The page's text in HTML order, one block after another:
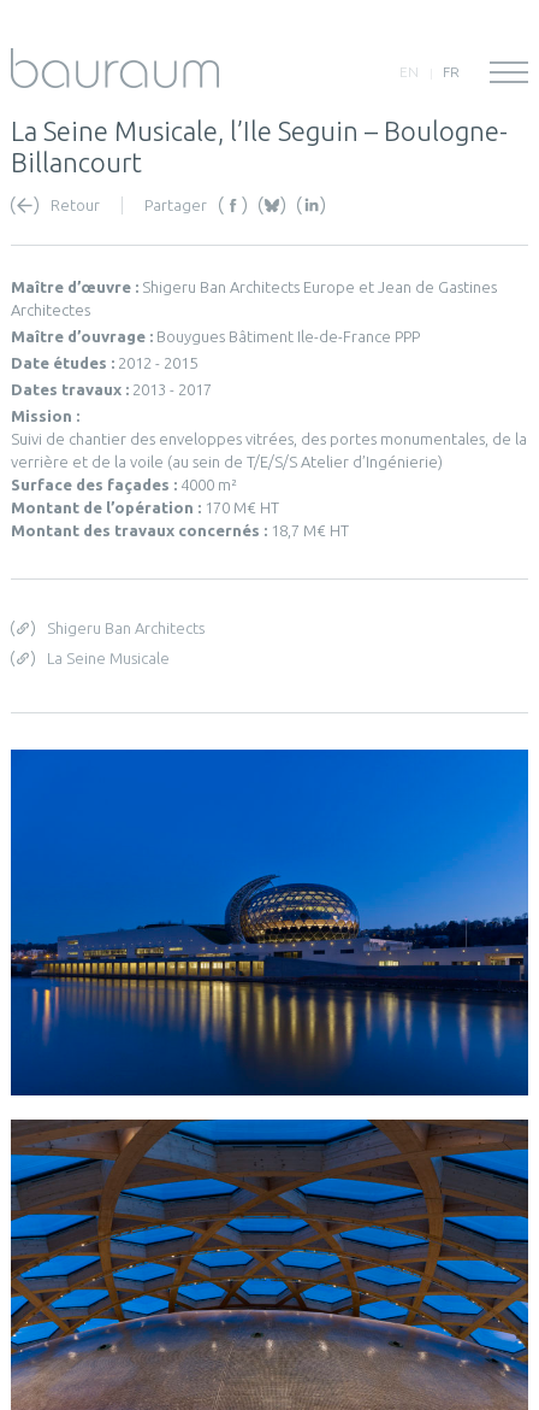
EN FR
La Seine Musicale, l’Ile Seguin – Boulogne-
Billancourt
Retour Partager
Maître d’œuvre : Shigeru Ban Architects Europe et Jean de Gastines
Architectes
Maître d’ouvrage : Bouygues Bâtiment Ile-de-France PPP
Date études : 2012 - 2015
Dates travaux : 2013 - 2017
Mission :
Suivi de chantier des enveloppes vitrées, des portes monumentales, de la
verrière et de la voile (au sein de T/E/S/S Atelier d’Ingénierie)
Surface des façades : 4000 m²
Montant de l’opération : 170 M€ HT
Montant des travaux concernés : 18,7 M€ HT
Shigeru Ban Architects
La Seine Musicale